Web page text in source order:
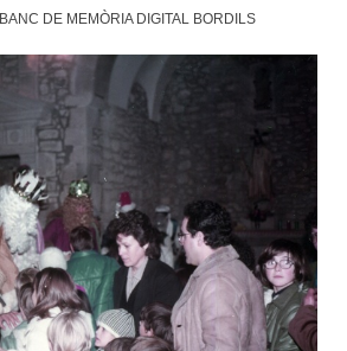
BANC DE MEMÒRIA DIGITAL BORDILS